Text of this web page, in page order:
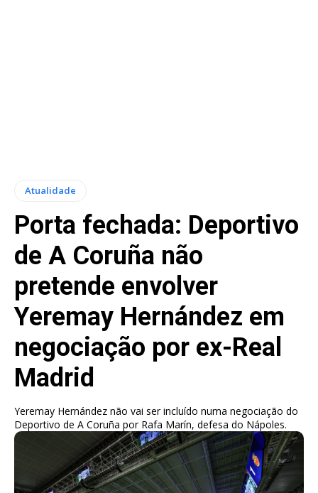
Atualidade
Porta fechada: Deportivo
de A Coruña não
pretende envolver
Yeremay Hernández em
negociação por ex-Real
Madrid
Yeremay Hernández não vai ser incluído numa negociação do
Deportivo de A Coruña por Rafa Marín, defesa do Nápoles.